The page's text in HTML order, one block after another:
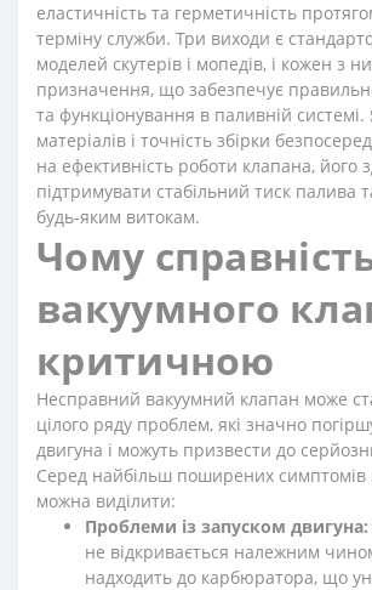
еластичність та герметичність
терміну служби. Три виходи є
моделей скутерів і мопедів, і кожен з
призначення, що забезпечує
та функціонування в паливній системі.
матеріалів і точність збірки
на ефективність роботи клапана, його
підтримувати стабільний тиск палива
будь-яким витокам.
Чому
вакуумного
критичною
Несправний вакуумний клапан може
цілого ряду проблем, які значно
двигуна і можуть призвести до
Серед найбільш поширених симптомів
можна виділити:
Проблеми із запуском двигуна:
не відкривається належним
надходить до карбюратора, що